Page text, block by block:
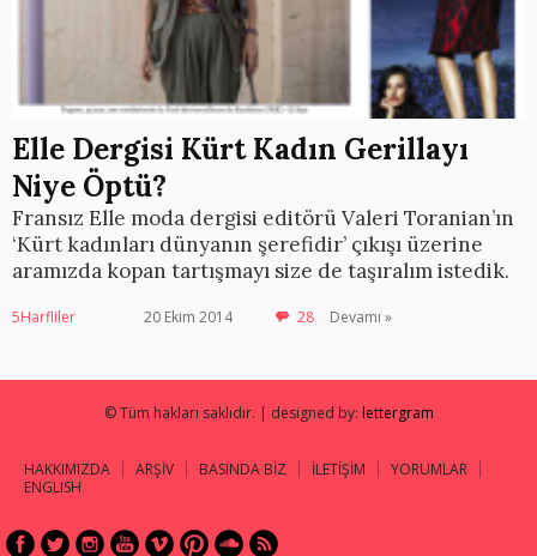
Elle Dergisi Kürt Kadın Gerillayı
Niye Öptü?
Fransız Elle moda dergisi editörü Valeri Toranian’ın
‘Kürt kadınları dünyanın şerefidir’ çıkışı üzerine
aramızda kopan tartışmayı size de taşıralım istedik.
5Harfliler 20 Ekim 2014 28 Devamı »
© Tüm hakları saklıdır. | designed by: lettergram
HAKKIMIZDA ARŞİV BASINDA BİZ İLETİŞİM
YORUMLAR
ENGLISH